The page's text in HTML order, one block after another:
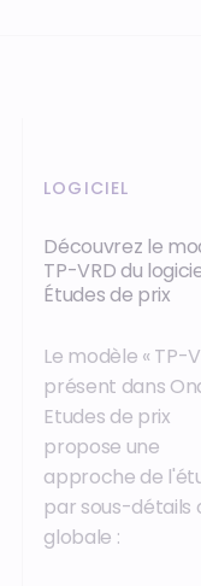
LOGICIEL
Découvrez le
TP-VRD du
Études de prix
Le modèle « TP-
présent dans
Etudes de prix
propose une
approche de
par sous-détails
globale :